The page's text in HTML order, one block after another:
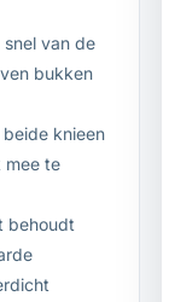
van de
bukken
knieen
mee te
behoudt